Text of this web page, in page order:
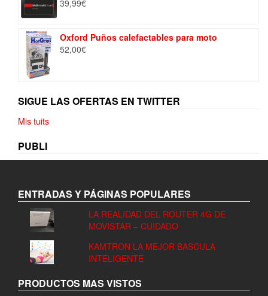
39,99€
Oxford Puños calefactables para moto
52,00€
SIGUE LAS OFERTAS EN TWITTER
Mis tuits
PUBLI
ENTRADAS Y PÁGINAS POPULARES
LA REALIDAD DEL ROUTER 4G DE
MOVISTAR – CUIDADO
KAMTRON LA MEJOR BASCULA
INTELIGENTE
PRODUCTOS MAS VISTOS